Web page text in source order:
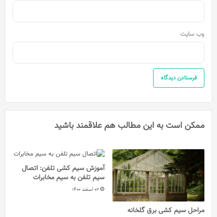
وب‌ سایت
ممکن است به این مطالب هم علاقمند باشید
مراحل سیم کشی برق گلخانه
آموزش سیم کشی تلفن: اتصال
سیم تلفن به سیم مخابرات
02 اسفند 1400